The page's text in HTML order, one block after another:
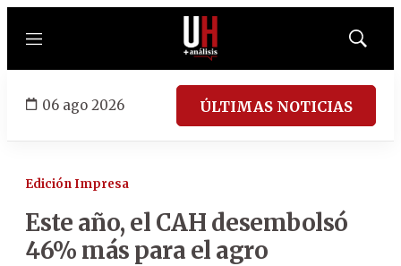
Menú
Mostrar
06 ago 2026 ÚLTIMAS NOTICIAS
Edición Impresa
Este año, el CAH desembolsó
46% más para el agro